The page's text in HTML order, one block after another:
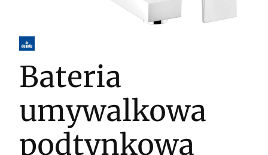
Bateria
umywalkowa
podtynkowa